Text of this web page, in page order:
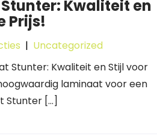
Kwaliteit en
Prijs!
| Uncategorized
Stunter: Kwaliteit en Stijl voor
laminaat voor een
Stunter […]